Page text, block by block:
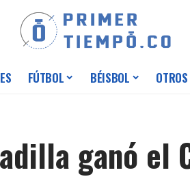
FÚTBOL BÉISBOL
ganó el